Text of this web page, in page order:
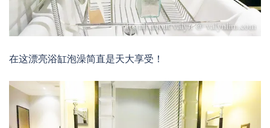
在这漂亮浴缸泡澡简直是天大享受！